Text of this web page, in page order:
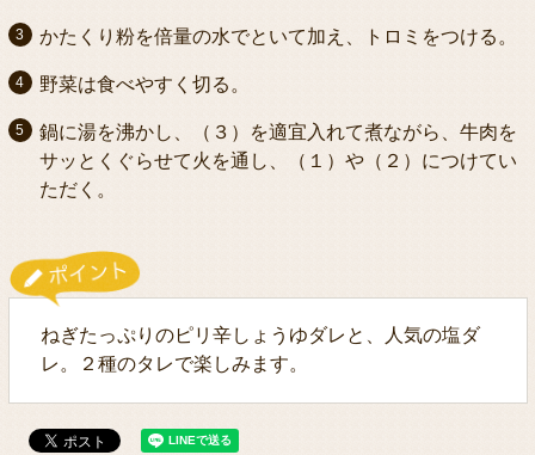
かたくり粉を倍量の水でといて加え、トロミをつける。
野菜は食べやすく切る。
鍋に湯を沸かし、（３）を適宜入れて煮ながら、牛肉を
サッとくぐらせて火を通し、（１）や（２）につけてい
ただく。
ねぎたっぷりのピリ辛しょうゆダレと、人気の塩ダ
レ。２種のタレで楽しみます。